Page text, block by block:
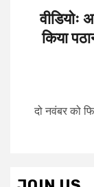
किया
दो नवंबर को